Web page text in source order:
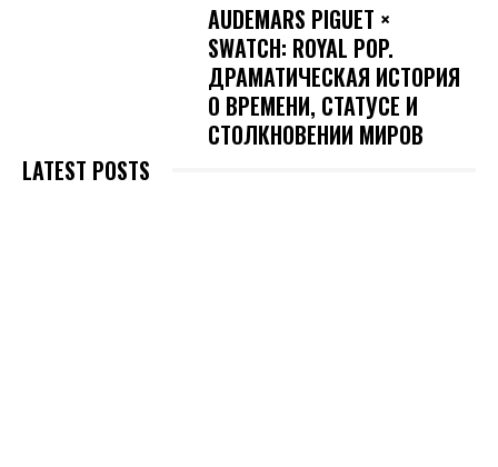
AUDEMARS PIGUET ×
SWATCH: ROYAL POP.
ДРАМАТИЧЕСКАЯ ИСТОРИЯ
О ВРЕМЕНИ, СТАТУСЕ И
СТОЛКНОВЕНИИ МИРОВ
LATEST POSTS